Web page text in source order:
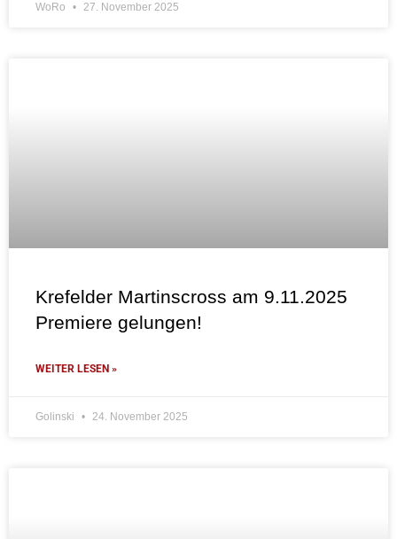
WoRo 27. November 2025
Krefelder Martinscross am 9.11.2025
Premiere gelungen!
WEITER LESEN »
Golinski 24. November 2025